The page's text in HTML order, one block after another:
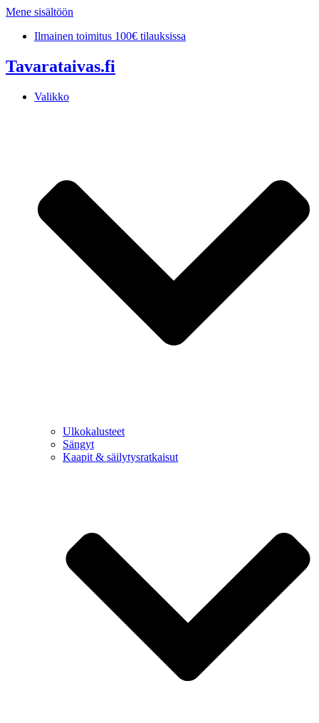
Mene sisältöön
Ilmainen toimitus 100€ tilauksissa
Tavarataivas.fi
Valikko
Ulkokalusteet
Sängyt
Kaapit & säilytysratkaisut